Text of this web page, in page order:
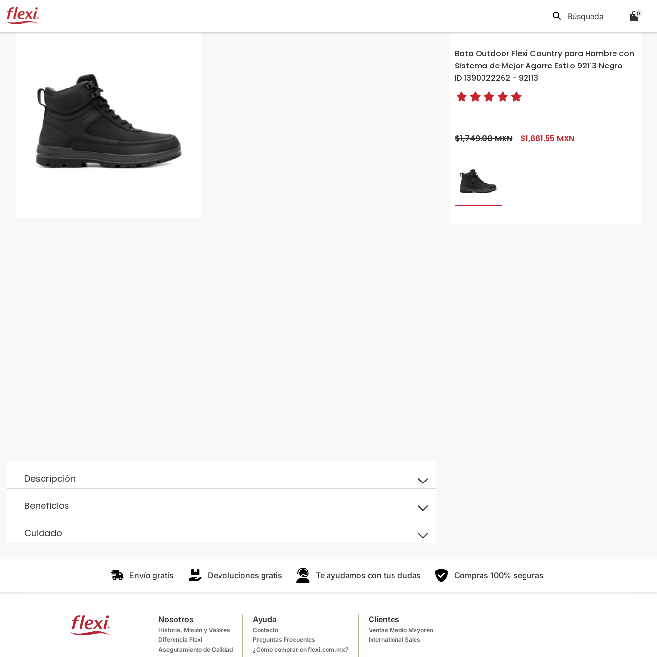
0
Bota Outdoor Flexi Country para Hombre con
Sistema de Mejor Agarre Estilo 92113 Negro
ID 1390022262 - 92113
$1,749.00 MXN $1,661.55 MXN
Descripción
Beneficios
Cuidado
Envío gratis Devoluciones gratis Te ayudamos con tus dudas Compras 100% seguras
Nosotros
Historia, Misión y Valores
Diferencia Flexi
Aseguramiento de Calidad
Ayuda
Contacto
Preguntas Frecuentes
¿Cómo comprar en flexi.com.mx?
Clientes
Ventas Medio Mayoreo
International Sales